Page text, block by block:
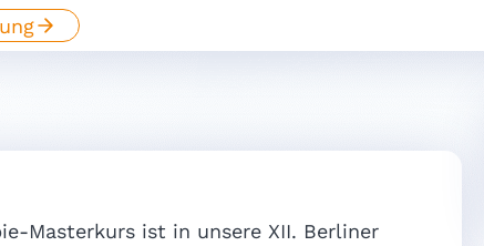
Masterkurs ist in unsere XII. Berliner